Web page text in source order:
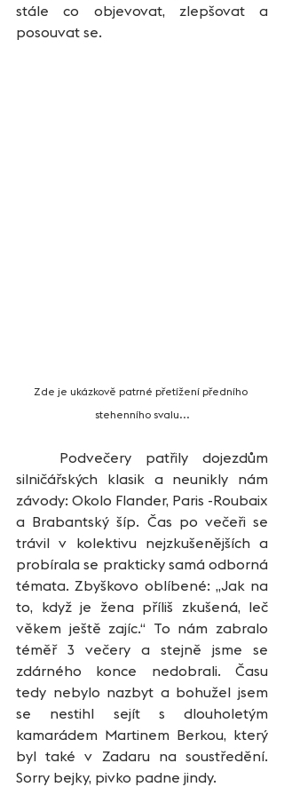
stále co objevovat, zlepšovat a
posouvat se.
Zde je ukázkově patrné přetížení předního
stehenního svalu...
silničářských klasik a neunikly nám
závody: Okolo Flander, Paris -Roubaix
a Brabantský šíp. Čas po večeři se
trávil v kolektivu nejzkušenějších a
probírala se prakticky samá odborná
témata. Zbyškovo oblíbené: „Jak na
to, když je žena příliš zkušená, leč
věkem ještě zajíc.“ To nám zabralo
téměř 3 večery a stejně jsme se
zdárného konce nedobrali. Času
tedy nebylo nazbyt a bohužel jsem
se nestihl sejít s dlouholetým
kamarádem Martinem Berkou, který
byl také v Zadaru na soustředění.
Sorry bejky, pivko padne jindy.